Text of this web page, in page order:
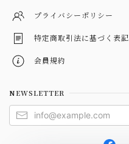
プライバシーポリシー
特定商取引法に基づく表記
会員規約
NEWSLETTER